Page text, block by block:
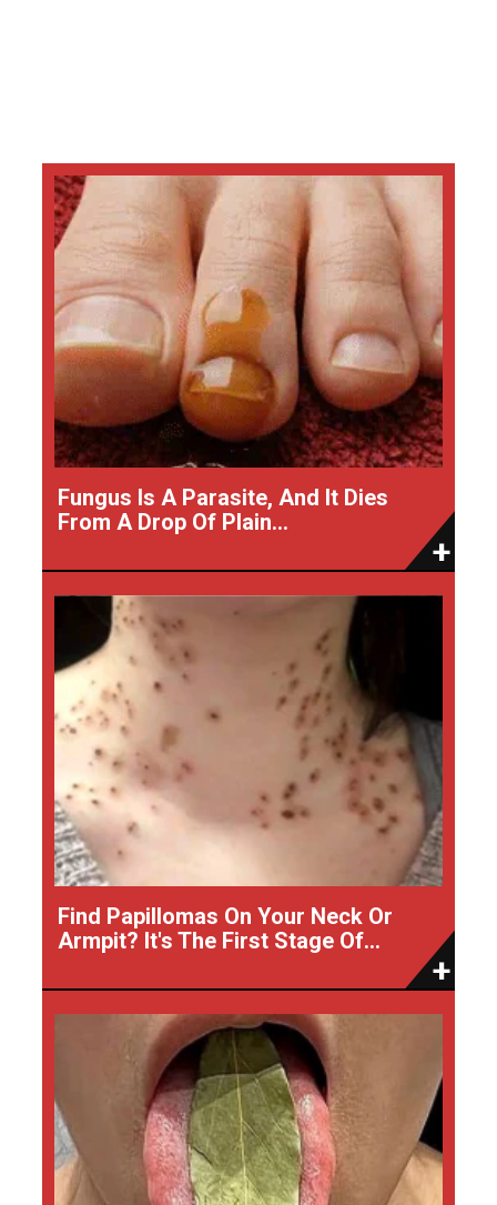
Fungus Is A Parasite, And It Dies
From A Drop Of Plain...
Find Papillomas On Your Neck Or
Armpit? It's The First Stage Of...